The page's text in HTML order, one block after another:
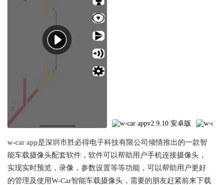
w-car app是深圳市胜必得电子科技有限公司倾情推出的一款智
能车载摄像头配套软件，软件可以帮助用户手机连接摄像头，
实现实时预览，录像，参数设置等等功能，可以帮助用户更好
的管理及使用W-Car智能车载摄像头，需要的朋友赶紧前来下载